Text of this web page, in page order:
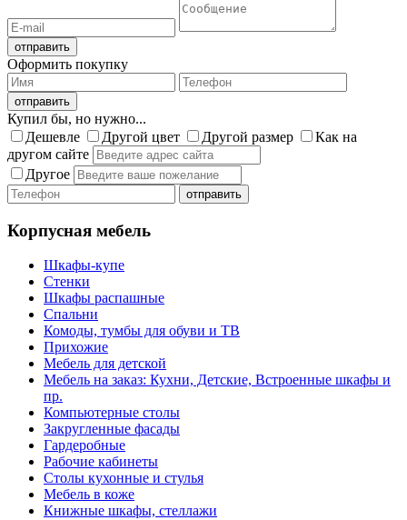
Оформить покупку
Купил бы, но нужно...
Дешевле
Другой цвет Другой размер
Как на
другом сайте
Другое
Корпусная мебель
Шкафы-купе
Стенки
Шкафы распашные
Спальни
Комоды, тумбы для обуви и ТВ
Прихожие
Мебель для детской
Мебель на заказ: Кухни, Детские, Встроенные шкафы и
пр.
Компьютерные столы
Закругленные фасады
Гардеробные
Рабочие кабинеты
Столы кухонные и стулья
Мебель в коже
Книжные шкафы, стеллажи